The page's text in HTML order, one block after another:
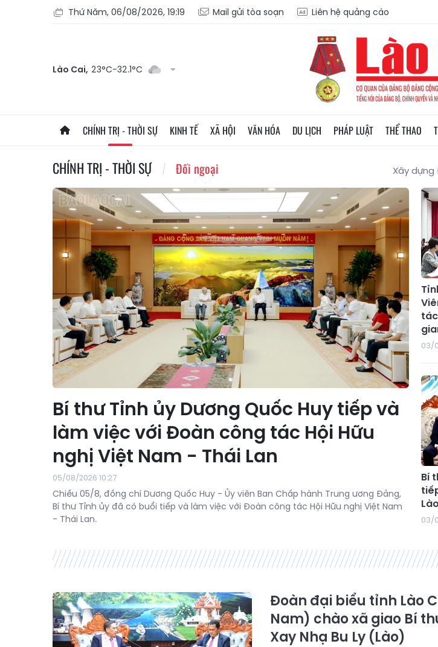
Thứ Năm, 06/08/2026, 19:19 Mail gửi tòa soạn Liên hệ quảng cáo
Lào Cai, 23°C-32.1°C
CHÍNH TRỊ - THỜI SỰ KINH TẾ XÃ HỘI VĂN HÓA DU LỊCH PHÁP LUẬT THỂ THAO
CHÍNH TRỊ - THỜI SỰ Đối ngoại Xây
Bí thư Tỉnh ủy Dương Quốc Huy tiếp và
làm việc với Đoàn công tác Hội Hữu
nghị Việt Nam - Thái Lan
05/08/2026 10:27
Chiều 05/8, đồng chí Dương Quốc Huy - Ủy viên Ban Chấp hành Trung ương Đảng,
Bí thư Tỉnh ủy đã có buổi tiếp và làm việc với Đoàn công tác Hội Hữu nghị Việt Nam
- Thái Lan.
03/
Bí
03/
Đoàn đại biểu tỉnh Lào
Nam) chào xã giao Bí
Xay Nhạ Bu Ly (Lào)